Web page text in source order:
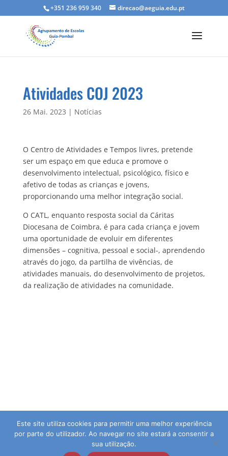
+351 236 959 340 direcao@aeguia.edu.pt
Atividades COJ 2023
26 Mai. 2023 | Notícias
O Centro de Atividades e Tempos livres, pretende
ser um espaço em que educa e promove o
desenvolvimento intelectual, psicológico, físico e
afetivo de todas as crianças e jovens,
proporcionando uma melhor integração social.
O CATL, enquanto resposta social da Cáritas
Diocesana de Coimbra, é para cada criança e jovem
uma oportunidade de evoluir em diferentes
dimensões – cognitiva, pessoal e social-, aprendendo
através do jogo, da partilha de vivências, de
atividades manuais, do desenvolvimento de projetos,
da realização de atividades na comunidade.
© 2026 Agrupamento de Escolas da Guia | Direitos
Este site utiliza cookies para permitir uma melhor experiência
por parte do utilizador. Ao navegar no site estará a consentir a
sua utilização.